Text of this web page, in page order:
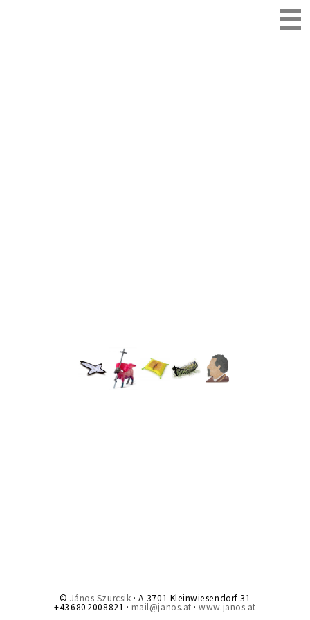
© János Szurcsik · A-3701 Kleinwiesendorf 31
+43 680 2008821 · mail@janos.at ·www.janos.at